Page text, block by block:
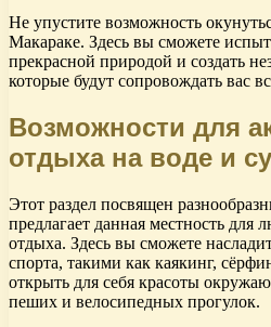
Не упустите возможность
Макараке. Здесь вы сможете
прекрасной природой и создать
которые будут сопровождать вас
Возможности для
отдыха на воде и
Этот раздел посвящен
предлагает данная местность для
отдыха. Здесь вы сможете
спорта, такими как каякинг,
открыть для себя красоты
пеших и велосипедных прогулок.